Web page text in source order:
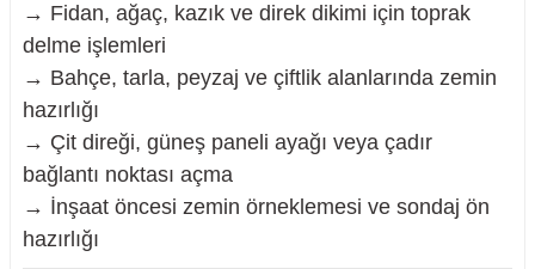
→ Fidan, ağaç, kazık ve direk dikimi için toprak
delme işlemleri
→ Bahçe, tarla, peyzaj ve çiftlik alanlarında zemin
hazırlığı
→ Çit direği, güneş paneli ayağı veya çadır
bağlantı noktası açma
→ İnşaat öncesi zemin örneklemesi ve sondaj ön
hazırlığı